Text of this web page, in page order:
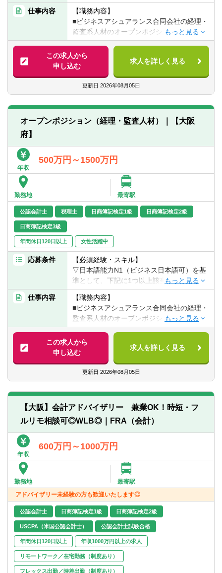
は2年以上）
■簿記3級以上の取得
■経理経験
■会計知識
■上場企業での決算業務経験
■税務申告経験3年以上
■内部監査経験
■経営・会計コンサル経験
■SAP経験者
■会計士
■税理士
仕事内容
【職務内容】
■ビジネスアシュアランス合同会社の経理・
監査系人材のオープンポジションとなりま
す。
対象部門：CTSF/CTS TCC/CTSG/TSI
各部門により、勤務地、対象年齢、業務内
容、募集要件が異なりますので詳細は各部
門のJDのご確認をお願いします。
オープンポジションでの選考は通常の部門
別の選考よりお時間を要しますので、ご希
応募ください。
選考を希望されるポジションが複数ある場
される部門名を記載願います。
例）第一希望：CTSS第 二希望：Tech
Center 第三希望：CTS Auto
また、面接以降の同時選考は不可となりま
ご希望に添いかねる場合がございますこと
をご了承ください。
この求人から
申し込む
求人を詳しく見る
更新日 2026年08月05日
オープンポジション（経理・監査人材）｜【大阪
府】
年収
500万円～1500万円
勤務地 最寄駅
公認会計士 税理士 日商簿記検定1級 日商簿記検定2級
日商簿記検定3級
年間休日120日以上 女性活躍中
応募条件
【必須経験・スキル】
▽日本語能力N1（ビジネス日本語可）を基
準として、下記に1つ以上該当する方（経験
は2年以上）
■簿記3級以上の取得
■経理経験
■会計知識
■上場企業での決算業務経験
■税務申告経験3年以上
■内部監査経験
■経営・会計コンサル経験
■SAP経験者
■会計士
■税理士
仕事内容
【職務内容】
■ビジネスアシュアランス合同会社の経理・
監査系人材のオープンポジションとなりま
す。
対象部門：CTSF/CTS TCC/CTSG/TSI
各部門により、勤務地、対象年齢、業務内
容、募集要件が異なりますので詳細は各部
門のJDのご確認をお願いします。
オープンポジションでの選考は通常の部門
別の選考よりお時間を要しますので、ご希
望の部門がある場合はそちらを優先的にご
応募ください。
選考を希望されるポジションが複数ある場
される部門名を記載願います。
例）第一希望：CTSS第 二希望：Tech
Center 第三希望：CTS Auto
また、面接以降の同時選考は不可となりま
すのでご留意ください。
ご希望に添いかねる場合がございますこと
をご了承ください。
この求人から
申し込む
求人を詳しく見る
更新日 2026年08月05日
【大阪】会計アドバイザリー 兼業OK！時短・フ
ルリモ相談可◎WLB◎｜FRA（会計）
年収
600万円～1000万円
勤務地
最寄駅
アドバイザリー未経験の方も歓迎いたします◎
公認会計士 日商簿記検定1級 日商簿記検定2級
USCPA（米国公認会計士） 公認会計士試験合格
年間休日120日以上 年収1000万円以上の求人
リモートワーク／在宅勤務（制度あり）
フレックス出勤／時差出勤（制度あり）